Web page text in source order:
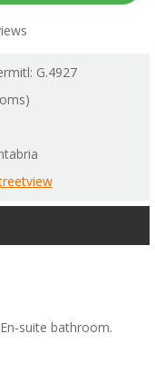
G.4927
suite bathroom.